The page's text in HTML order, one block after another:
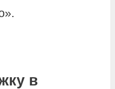
в